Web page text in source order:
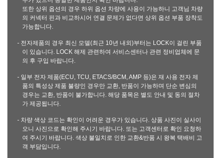
또한 상위 옵션의 경우 하위 옵션 차량에 사용이 가능하니 고객님 차량
의 커넥터 핀과 비교하시어 연결 문제가 없다면 상위 옵션 부품 장착도
가능합니다.
- 전자제품의 경우 최신 모델(최근 10년 내외)부터는 LOCK이 걸린 부품
이 있습니다. LOCK 해제 관련하여 서비스센터나 관련 정비업체에 문
의 후 구입 바랍니다.
- 일부 전자 제품(ECU, TCU, ETACS/BCM, AMP 등)은 재 사용 전자 제
품의 특성상 제품 불량인 경우만 교환, 반품이 가능하며 단순 변심의
경우는 교환, 반품이 불가합니다. 해당 품목은 별도 안내 및 동의 절차
가 제공됩니다.
- 차량 색상 코드는 확인이 어려운 경우가 있습니다. 상품 사진이 실사이
오니 사진으로 확인해 주시기 바랍니다. 또는 고객센터로 확인 요청하
여 주시기 바랍니다. 색상 불일치로 인한 교환&반품 시 왕복 택배비 고
객 부담입니다.